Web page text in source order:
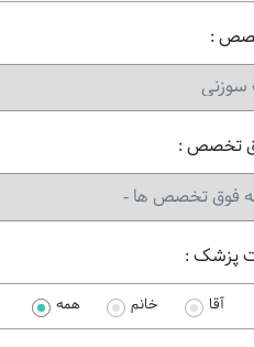
:
تخصص :
پزشک :
آقا خانم همه